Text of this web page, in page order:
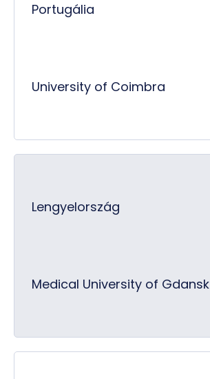
Portugália
University of Coimbra
Lengyelország
Medical University of Gdansk